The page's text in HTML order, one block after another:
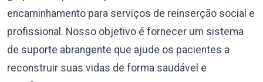
encaminhamento para serviços de reinserção social e
profissional. Nosso objetivo é fornecer um sistema
de suporte abrangente que ajude os pacientes a
reconstruir suas vidas de forma saudável e